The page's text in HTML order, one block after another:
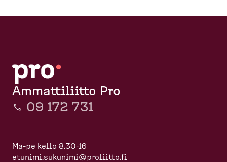
Ammattiliitto Pro
09 172 731
Ma-pe kello 8.30-16
etunimi.sukunimi@proliitto.fi